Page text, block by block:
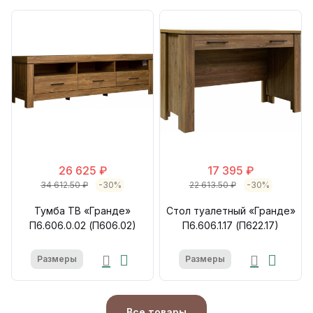
26 625 ₽
34 612.50 ₽ -30%
Тумба ТВ «Гранде»
П6.606.0.02 (П606.02)
Размеры
17 395 ₽
22 613.50 ₽ -30%
Стол туалетный «Гранде»
П6.606.1.17 (П622.17)
Размеры